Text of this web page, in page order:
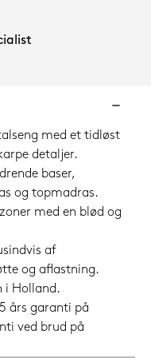
med et tidløst
detaljer.
baser,
og topmadras.
med en blød og
af
og aflastning.
i Holland.
års garanti på
ved brud på